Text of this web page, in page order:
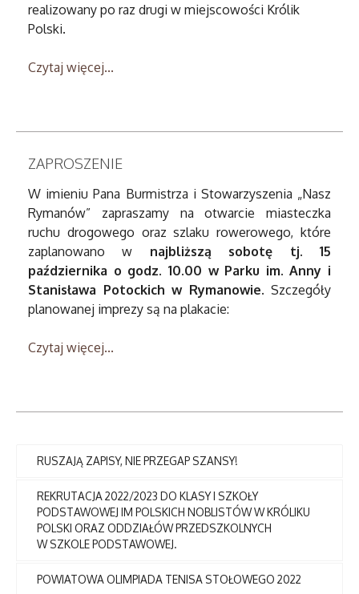
realizowany po raz drugi w miejscowości Królik
Polski.
Czytaj więcej...
ZAPROSZENIE
W imieniu Pana Burmistrza i Stowarzyszenia „Nasz
Rymanów” zapraszamy na otwarcie miasteczka
ruchu drogowego oraz szlaku rowerowego, które
zaplanowano w najbliższą sobotę tj. 15
października o godz. 10.00 w Parku im. Anny i
Stanisława Potockich w Rymanowie. Szczegóły
planowanej imprezy są na plakacie:
Czytaj więcej...
RUSZAJĄ ZAPISY, NIE PRZEGAP SZANSY!
REKRUTACJA 2022/2023 DO KLASY I SZKOŁY
PODSTAWOWEJ IM POLSKICH NOBLISTÓW W KRÓLIKU
POLSKI ORAZ ODDZIAŁÓW PRZEDSZKOLNYCH
W SZKOLE PODSTAWOWEJ.
POWIATOWA OLIMPIADA TENISA STOŁOWEGO 2022